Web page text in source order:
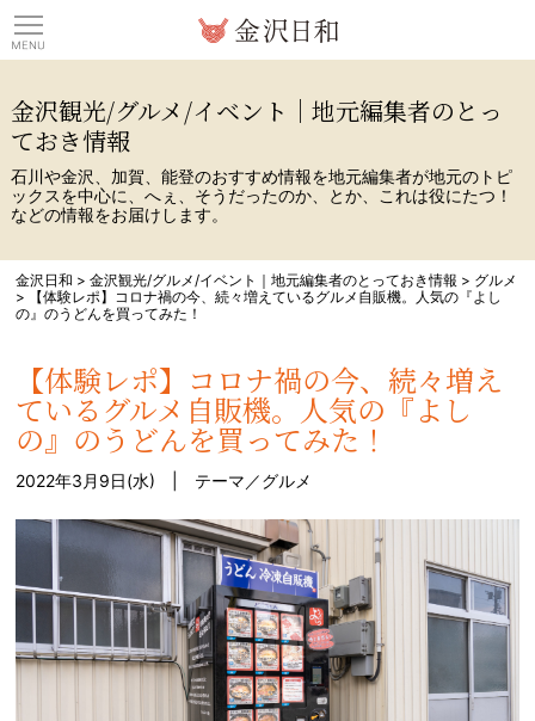
金沢観光/グルメ/イベント｜地元編集者のとっ
ておき情報
石川や金沢、加賀、能登のおすすめ情報を地元編集者が地元のトピ
ックスを中心に、へぇ、そうだったのか、とか、これは役にたつ！
などの情報をお届けします。
金沢日和 >金沢観光/グルメ/イベント｜地元編集者のとっておき情報 > グルメ
>
【体験レポ】コロナ禍の今、続々増えているグルメ自販機。人気の『よし
の』のうどんを買ってみた！
【体験レポ】コロナ禍の今、続々増え
ているグルメ自販機。人気の『よし
の』のうどんを買ってみた！
2022年3月9日(水) | テーマ／グルメ